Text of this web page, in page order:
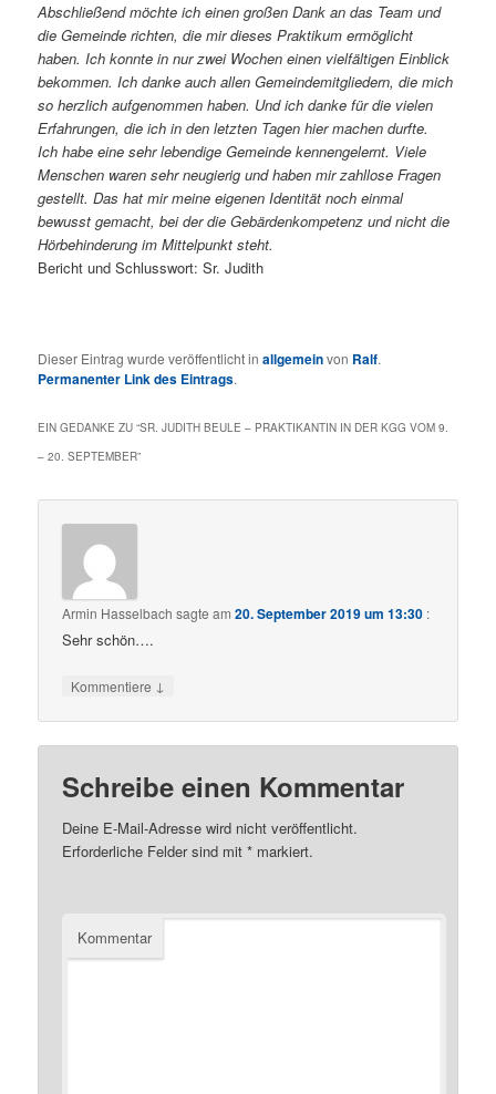
Abschließend möchte ich einen großen Dank an das Team und
die Gemeinde richten, die mir dieses Praktikum ermöglicht
haben. Ich konnte in nur zwei Wochen einen vielfältigen Einblick
bekommen. Ich danke auch allen Gemeindemitgliedern, die mich
so herzlich aufgenommen haben. Und ich danke für die vielen
Erfahrungen, die ich in den letzten Tagen hier machen durfte.
Ich habe eine sehr lebendige Gemeinde kennengelernt. Viele
Menschen waren sehr neugierig und haben mir zahllose Fragen
gestellt. Das hat mir meine eigenen Identität noch einmal
bewusst gemacht, bei der die Gebärdenkompetenz und nicht die
Hörbehinderung im Mittelpunkt steht.
Bericht und Schlusswort: Sr. Judith
Dieser Eintrag wurde veröffentlicht inallgemeinvon Ralf.
Permanenter Link des Eintrags.
EIN GEDANKE ZU “SR. JUDITH BEULE – PRAKTIKANTIN IN DER KGG VOM 9.
– 20. SEPTEMBER”
Armin Hasselbach sagte am20. September 2019 um 13:30 :
Sehr schön….
Kommentiere ↓
Schreibe einen Kommentar
Deine E-Mail-Adresse wird nicht veröffentlicht.
Erforderliche Felder sind mit* markiert.
Kommentar